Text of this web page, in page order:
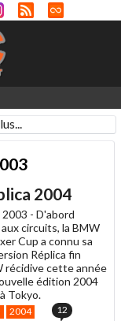
2004
- D'abord
circuits, la BMW
Cup a connu sa
Réplica fin
récidive cette année
édition 2004
Tokyo.
2004 12